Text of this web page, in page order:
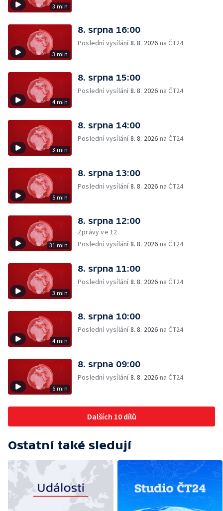
3 min
3 min
8. srpna 16:00
Poslední vysílání8. 8. 2026 na ČT24
4 min
8. srpna 15:00
Poslední vysílání8. 8. 2026 na ČT24
3 min
8. srpna 14:00
Poslední vysílání8. 8. 2026 na ČT24
5 min
8. srpna 13:00
Poslední vysílání8. 8. 2026 na ČT24
31 min
8. srpna 12:00
Zprávy ve 12
Poslední vysílání8. 8. 2026 na ČT24
3 min
8. srpna 11:00
Poslední vysílání8. 8. 2026 na ČT24
4 min
8. srpna 10:00
Poslední vysílání8. 8. 2026 na ČT24
6 min
8. srpna 09:00
Poslední vysílání8. 8. 2026 na ČT24
Dalších 10 dílů
Ostatní také sledují